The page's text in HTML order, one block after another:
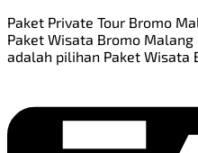
Paket Private Tour Bromo
Paket Wisata Bromo
adalah pilihan Paket Wisata